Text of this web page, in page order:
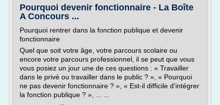
Pourquoi devenir fonctionnaire - La Boîte
A Concours ...
Pourquoi rentrer dans la fonction publique et devenir
fonctionnaire
Quel que soit votre âge, votre parcours scolaire ou
encore votre parcours professionnel, il se peut que vous
vous posiez un jour une de ces questions : « Travailler
dans le privé ou travailler dans le public ? », « Pourquoi
ne pas devenir fonctionnaire ? », « Est-il difficile d'intégrer
la fonction publique ? », ... ...